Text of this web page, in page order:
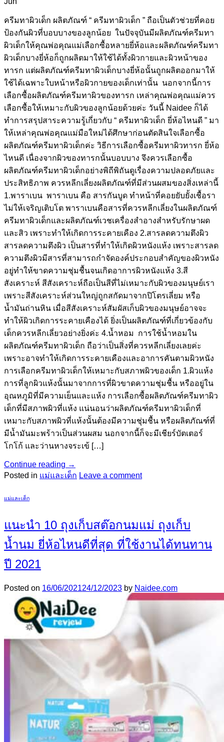
ครีมทาผิวเด็ก ผลิตภัณฑ์ “ ครีมทาผิวเด็ก ” ถือเป็นตัวช่วยที่คอย
ป้องกันผิวที่บอบบางของลูกน้อย ในปัจจุบันมีผลิตภัณฑ์ครีมทา
ผิวเด็กให้คุณพ่อคุณแม่เลือกซื้อหลายยี่ห้อและผลิตภัณฑ์ครีมทา
ผิวเด็กบางยี่ห้อก็ถูกผลิตมาให้ใช้ได้ทั้งผิวกายและผิวหน้าของ
ทารก แต่ผลิตภัณฑ์ครีมทาผิวเด็กบางยี่ห้อนั้นถูกผลิตออกมาให้
ใช้ได้เฉพาะใบหน้าหรือผิวกายของเด็กเท่านั้น นอกจากนี้การ
เลือกซื้อผลิตภัณฑ์ครีมทาผิวของทารก เหล่าคุณพ่อคุณแม่ควร
เลือกซื้อให้เหมาะกับผิวของลูกน้อยด้วยค่ะ วันนี้ Naidee ก็ได้
ทำการสรุปสาระความรู้เกี่ยวกับ “ ครีมทาผิวเด็ก ยี่ห้อไหนดี ” มา
ให้เหล่าคุณพ่อคุณแม่มือใหม่ได้ศึกษาก่อนตัดสินใจเลือกซื้อ
ผลิตภัณฑ์ครีมทาผิวเด็กค่ะ วิธีการเลือกซื้อครีมทาผิวทารก ยี่ห้อ
ไหนดี เนื่องจากผิวของทารกนั้นบอบบาง จึงควรเลือกซื้อ
ผลิตภัณฑ์ครีมทาผิวเด็กอย่างพิถีพิถันดูเรื่องความปลอดภัยและ
ประสิทธิภาพ ควรหลีกเลี่ยงผลิตภัณฑ์ที่มีส่วนผสมของสิ่งเหล่านี้
1.พาราเบน พาราเบน คือ สารกันบูด ทำหน้าที่คอยยับยั้งเชื้อรา
ไม่ให้เจริญเติบโต พาราเบนคือสารที่ควรหลีกเลี่ยงในผลิตภัณฑ์
ครีมทาผิวเด็กและผลิตภัณฑ์เวชเครื่องสำอางสำหรับรักษาผด
และสิว เพราะทำให้เกิดการระคายเคือง 2.สารลดความตึงผิว
สารลดความตึงผิว เป็นสารที่ทำให้เกิดผิวหนังแห้ง เพราะสารลด
ความตึงผิวมีสารที่สามารถกำจัดองค์ประกอบสำคัญของผิวหนัง
อยู่ทำให้ขาดความชุ่มชื้นจนเกิดอาการผิวหนังแห้ง 3.สี
สังเคราะห์ สีสังเคราะห์ถือเป็นสีที่ไม่เหมาะกับผิวของมนุษย์เรา
เพราะสีสังเคราะห์ส่วนใหญ่ถูกสกัดมาจากปิโตรเลี่ยม หรือ
น้ำมันถ่านหิน เมื่อสีสังเคราะห์สัมผัสเก็บผิวของมนุษย์อาจจะ
ทำให้ผิวเกิดการระคายเคืองได้ ยิ่งเป็นผลิตภัณฑ์ที่เกี่ยวข้องกับ
เด็กควรหลีกเลี่ยวอย่างยิ่งค่ะ 4.น้ำหอม การใช้น้ำหอมใน
ผลิตภัณฑ์ครีมทาผิวเด็ก ถือว่าเป็นสิ่งที่ควรหลีกเลี่ยงเลยค่ะ
เพราะอาจทำให้เกิดการระคายเคืองและอาการคันตามผิวหนัง
การเลือกครีมทาผิวเด็กให้เหมาะกับสภาพผิวของเด็ก 1.ผิวแห้ง
การที่ลูกผิวแห้งนั้นมาจากการที่ผิวขาดความชุ่มชื้น หรืออยู่ใน
อุณหภูมิที่มีความเย็นและแห้ง การเลือกซื้อผลิตภัณฑ์ครีมทาผิว
เด็กที่มีสภาพผิวที่แห้ง แน่นอนว่าผลิตภัณฑ์ครีมทาผิวเด็กที่
เหมาะกับสภาพผิวที่แห้งนั้นต้องมีความชุ่มชื้น หรือผลิตภัณฑ์ที่
มีน้ำมันมะพร้าวเป็นส่วนผสม นอกจากนี้ก็จะมีเชียร์บัตเตอร์
โกโก้ และว่านหางจระเข้ […]
Continue reading →
Posted in แม่และเด็ก Leave a comment
แม่และเด็ก
แนะนำ 10 ถุงเก็บสต๊อกนมแม่ ถุงเก็บ
น้ำนม ยี่ห้อไหนดีที่สุด ที่ใช้งานได้ทนทาน
ปี 2021
Posted on 16/06/202124/12/2023 by Naidee.com